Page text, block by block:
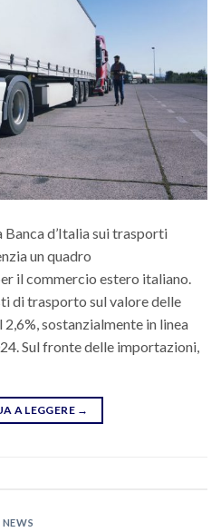
Banca d’Italia sui trasporti
un quadro
il commercio estero italiano.
di trasporto sul valore delle
sostanzialmente in linea
Sul fronte delle importazioni,
A LEGGERE →
NEWS